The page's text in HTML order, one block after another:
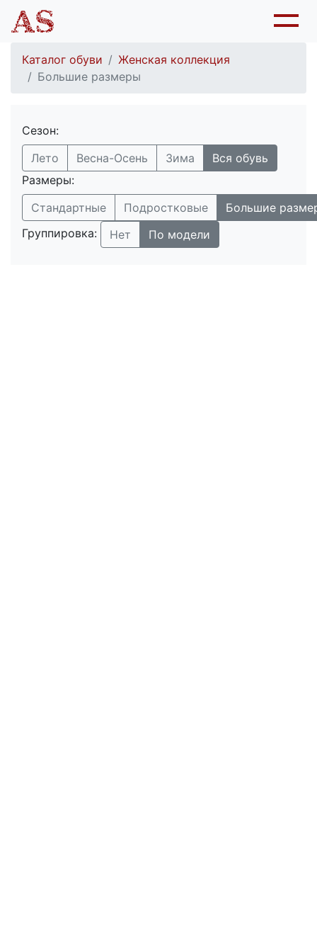
Каталог обуви
Женская коллекция
Большие размеры
Сезон:
Лето
Весна-Осень Зима
Вся обувь
Размеры:
Стандартные
Подростковые
Большие
Группировка:
Нет По модели